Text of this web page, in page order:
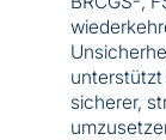
unterstützt
sicherer,